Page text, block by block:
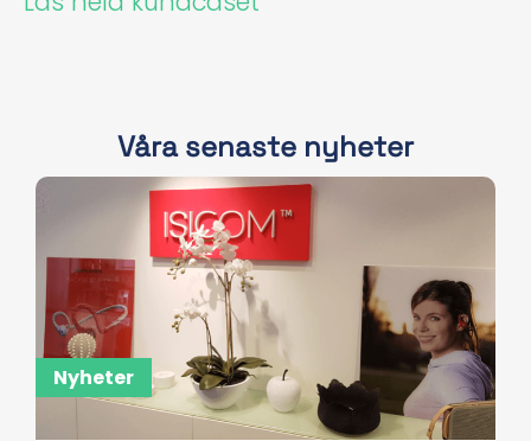
Våra senaste nyheter
Nyheter